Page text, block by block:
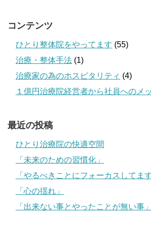
コンテンツ
ひとり整体院をやってます (55)
治療・整体手法 (1)
治療家の為のホスピタリティ (4)
１億円治療院経営者から社員へのメ
最近の投稿
ひとり治療院の快適空間
「未来のための習慣化」
「やるべきことにフォーカスしてま
「心の揺れ」
「出来ない事とやったことが無い事」